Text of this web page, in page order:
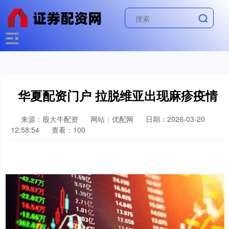
华夏配资门户 拉脱维亚出现麻疹疫情
来源：股大牛配资 网站：优配网
日期：2026-03-20
12:58:54
查看：100